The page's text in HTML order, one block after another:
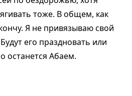
тоже. В общем, как
Я не привязываю свой
его праздновать или
останется Абаем.